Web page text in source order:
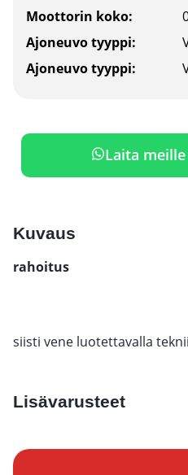
Moottorin koko:
Ajoneuvo tyyppi:
Ajoneuvo tyyppi:
Laita
Kuvaus
rahoitus
siisti vene luotettavalla
Lisävarusteet